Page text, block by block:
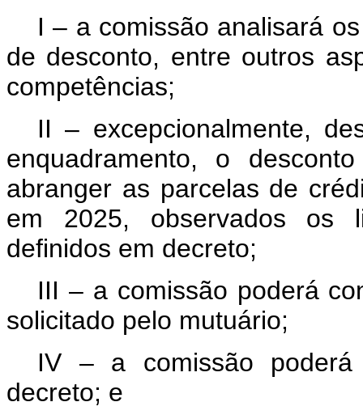
I – a comissão analisará
de desconto, entre outros
competências;
II – excepcionalmente,
enquadramento, o
abranger as parcelas de
em 2025, observados os
definidos em decreto;
III – a comissão poderá
solicitado pelo mutuário;
IV – a comissão
decreto; e